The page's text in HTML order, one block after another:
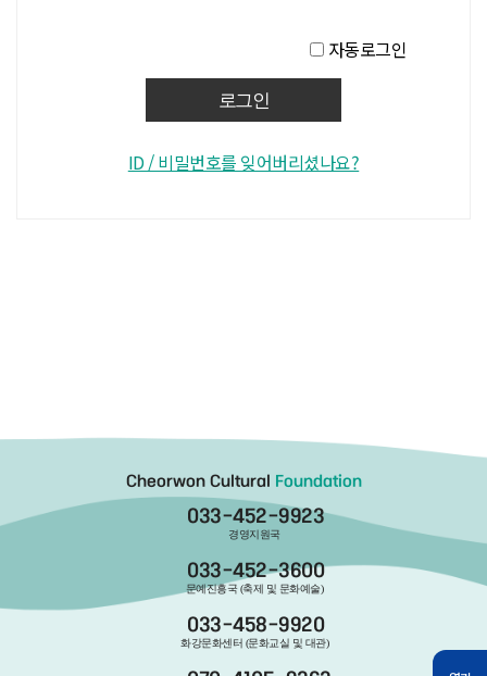
자동로그인
ID / 비밀번호를 잊어버리셨나요?
Cheorwon Cultural Foundation
033-452-9923
경영지원국
033-452-3600
문예진흥국 (축제 및 문화예술)
033-458-9920
화강문화센터 (문화교실 및 대관)